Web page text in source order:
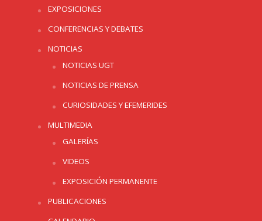
EXPOSICIONES
CONFERENCIAS Y DEBATES
NOTICIAS
NOTICIAS UGT
NOTICIAS DE PRENSA
CURIOSIDADES Y EFEMERIDES
MULTIMEDIA
GALERÍAS
VIDEOS
EXPOSICIÓN PERMANENTE
PUBLICACIONES